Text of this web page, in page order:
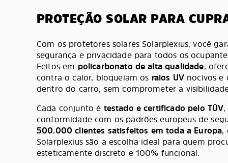
PROTEÇÃO SOLAR PARA
Com os protetores solares Solarplexius, você
segurança e privacidade para todos os
Feitos em policarbonato de alta qualidade,
contra o calor, bloqueiam os raios UVnocivos e
dentro do carro, sem comprometer a
Cada conjunto é testado e certificado pelo TÜV
conformidade com os padrões europeus de
500.000 clientes satisfeitos em toda a Europa,
Solarplexius são a escolha ideal para quem
esteticamente discreto e 100% funcional.